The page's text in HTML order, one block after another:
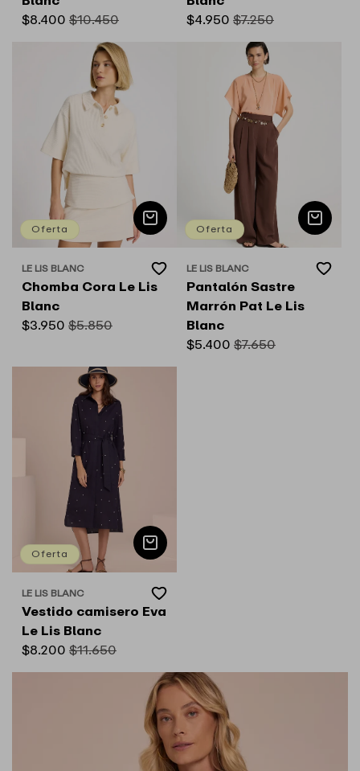
Precio
$8.400 Precio
habitual
$10.450
Precio
$4.950 Precio
habitual
$7.250
Oferta
Proveedor:
LE LIS BLANC
Add
to
Wishlist
Chomba Cora Le Lis
Blanc
Precio
oferta
$3.950 Precio
$5.850
Oferta
Proveedor:
LE LIS BLANC
Add
to
Pantalón Sastre
Marrón Pat Le Lis
Blanc
Precio
$5.400 Precio
$7.650
Oferta
Proveedor:
LE LIS BLANC
Add
to
Wishlist
Vestido camisero Eva
Le Lis Blanc
Precio
de
$8.200 Precio
habitual
$11.650